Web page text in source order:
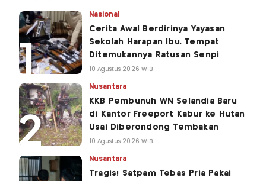
Nasional
Cerita Awal Berdirinya Yayasan
Sekolah Harapan Ibu, Tempat
Ditemukannya Ratusan Senpi
10 Agustus 2026 WIB
Nusantara
KKB Pembunuh WN Selandia Baru
di Kantor Freeport Kabur ke Hutan
Usai Diberondong Tembakan
10 Agustus 2026 WIB
Nusantara
Tragis! Satpam Tebas Pria Pakai